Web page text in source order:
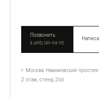
Позвонить
8 (495) 149-94-95
г. Москва, Нахимовский
2 этаж, стенд 266